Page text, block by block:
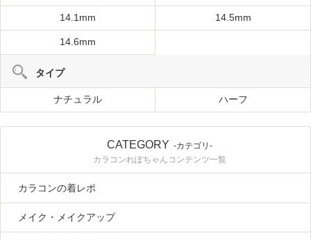
14.1mm 14.5mm
14.6mm
タイプ
ナチュラル ハーフ
CATEGORY -カテゴリ-
カラコンれぽちゃんコンテンツ一覧
カラコンの着レポ
メイク・メイクアップ